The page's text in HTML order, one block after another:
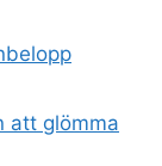
att glömma